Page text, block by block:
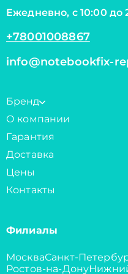
Ежедневно, с 10:00 до
+78001008867
info@notebookfix-
Бренд
О компании
Гарантия
Доставка
Цены
Контакты
Филиалы
МоскваСанкт-
Ростов-на-Дону